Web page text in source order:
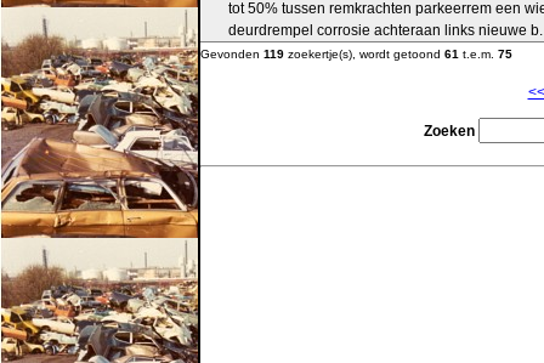
tot 50% tussen remkrachten parkeerrem een
deurdrempel corrosie achteraan links nieuwe
Gevonden 119 zoekertje(s), wordt getoond 61 t.e.m. 75
<<
Zoeken